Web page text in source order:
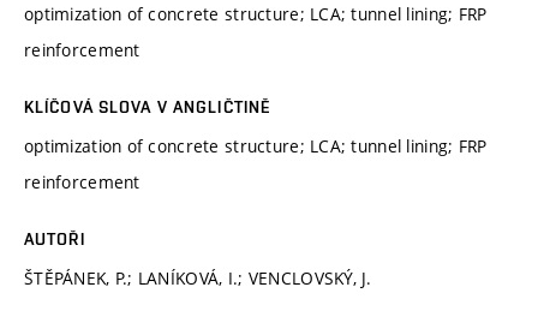
optimization of concrete structure; LCA; tunnel lining; FRP
reinforcement
KLÍČOVÁ SLOVA V ANGLIČTINĚ
optimization of concrete structure; LCA; tunnel lining; FRP
reinforcement
AUTOŘI
ŠTĚPÁNEK, P.; LANÍKOVÁ, I.; VENCLOVSKÝ, J.